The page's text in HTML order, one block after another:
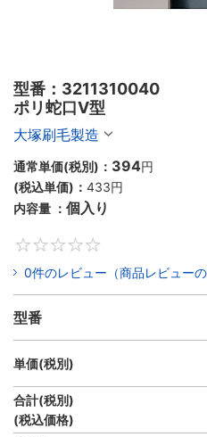
型番：3211310040
ポリ蛇口V型
大塚刷毛製造
通常単価(税別)： 394円
(税込単価)： 433円
内容量 ： 個入り
0件のレビュー（商品レビューの
型番
単価(税別)
合計(税別)
(税込価格)